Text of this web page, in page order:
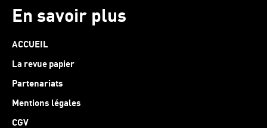
En savoir plus
ACCUEIL
La revue papier
Partenariats
Mentions légales
CGV